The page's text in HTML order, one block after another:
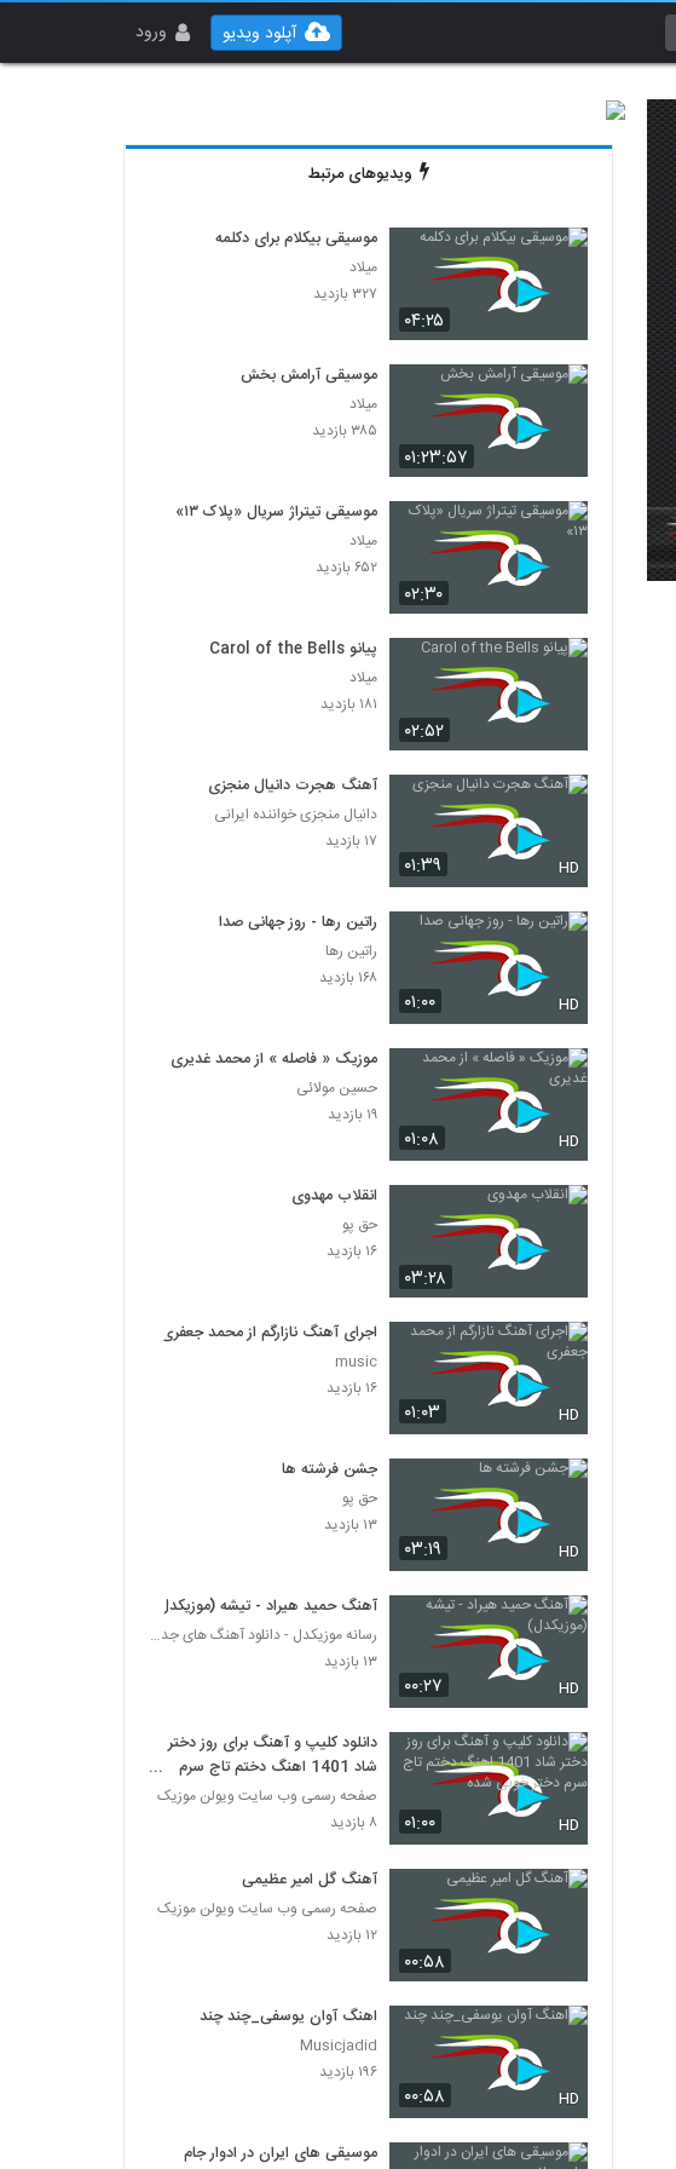
ورود آپلود ویدیو
ویدیوهای مرتبط
۰۴:۲۵
موسیقی بیکلام برای دکلمه
میلاد
۳۲۷ بازدید
۰۱:۲۳:۵۷
موسیقی آرامش بخش
میلاد
۳۸۵ بازدید
۰۲:۳۰
موسیقی تیتراژ سریال «پلاک ۱۳»
میلاد
۶۵۲ بازدید
۰۲:۵۲
پیانو Carol of the Bells
میلاد
۱۸۱ بازدید
۰۱:۳۹ HD
آهنگ هجرت دانیال منجزی
دانیال منجزی خواننده ایرانی
۱۷ بازدید
۰۱:۰۰ HD
راتین رها - روز جهانی صدا
راتین رها
۱۶۸ بازدید
۰۱:۰۸ HD
موزیک « فاصله » از محمد غدیری
حسین مولائی
۱۹ بازدید
۰۳:۲۸
انقلاب مهدوی
حق پو
۱۶ بازدید
۰۱:۰۳ HD
اجرای آهنگ نازارگم از محمد جعفری
music
۱۶ بازدید
۰۳:۱۹ HD
جشن فرشته ها
حق پو
۱۳ بازدید
۰۰:۲۷ HD
آهنگ حمید هیراد - تیشه (موزیکدل)
رسانه موزیکدل - دانلود آهنگ های جدید و پرطرفدار
۱۳ بازدید
۰۱:۰۰ HD
دانلود کلیپ و آهنگ برای روز دختر
شاد 1401 اهنگ دختم تاج سرم
دختر خوبی شده
صفحه رسمی وب سایت ویولن موزیک
۸ بازدید
۰۰:۵۸
آهنگ گل امیر عظیمی
صفحه رسمی وب سایت ویولن موزیک
۱۲ بازدید
۰۰:۵۸ HD
اهنگ آوان یوسفی_چند چند
Musicjadid
۱۹۶ بازدید
موسیقی های ایران در ادوار جام